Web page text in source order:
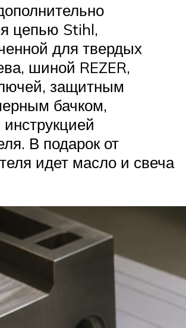
цепью Stihl,
для твердых
шиной REZER,
защитным
бачком,
В подарок от
идет масло и свеча